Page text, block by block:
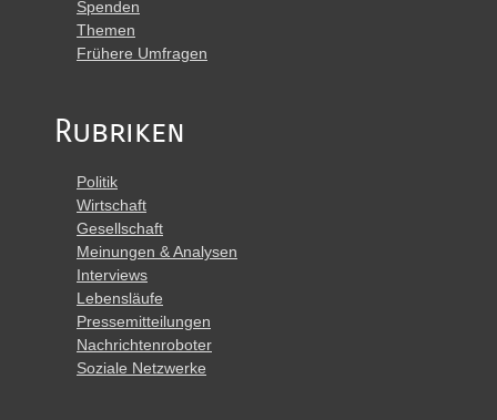
Spenden
Themen
Frühere Umfragen
Rubriken
Politik
Wirtschaft
Gesellschaft
Meinungen & Analysen
Interviews
Lebensläufe
Pressemitteilungen
Nachrichtenroboter
Soziale Netzwerke